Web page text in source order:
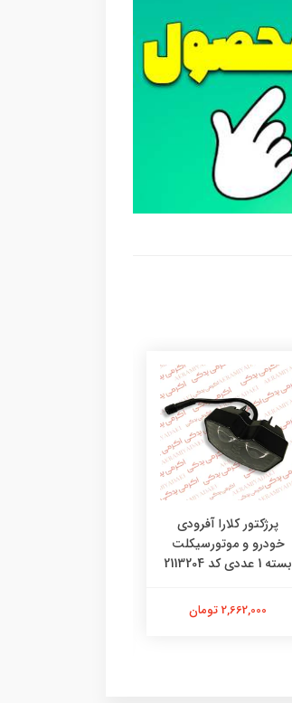
پرژکتور کلارا آفرودی
خودرو و موتورسیکلت
بسته 1 عددی کد 2113204
2,662,000 تومان